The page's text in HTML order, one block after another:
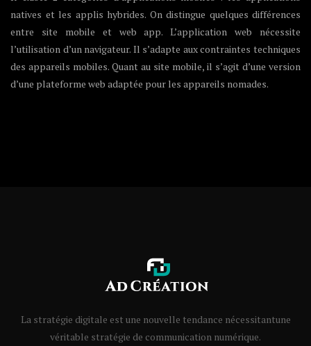
natives et les applis hybrides. On distingue quelques différences
entre site mobile et web app. L’application web nécessite
l’utilisation d’un navigateur. Il s’adapte aux contraintes techniques
des appareils mobiles. Quant au site mobile, il s’agit d’une version
d’une plateforme web adaptée pour les appareils nomades.
La stratégie digitale est une nouvelle tendance nécessitantune
véritable stratégie de communication numérique.